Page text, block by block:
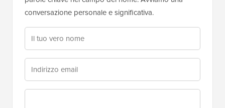
conversazione personale e significativa.